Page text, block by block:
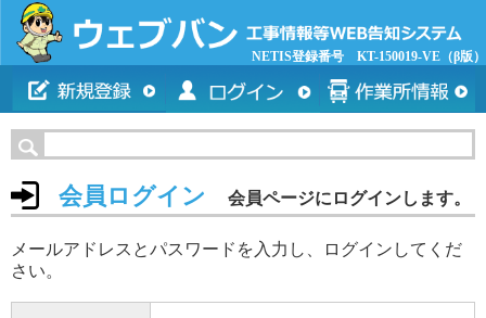
NETIS登録番号 KT-150019-VE（β版）
会員ログイン 会員ページにログインします。
メールアドレスとパスワードを入力し、ログインしてくだ
さい。